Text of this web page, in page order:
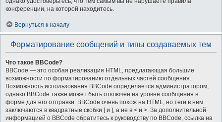
конференции, на которой находитесь.
Вернуться к началу
Форматирование сообщений и типы создаваемых тем
Что такое BBCode?
BBCode — это особая реализация HTML, предлагающая большие
возможности по форматированию отдельных частей сообщения.
Возможность использования BBCode определяется администратором,
однако BBCode также может быть отключён на уровне сообщения в
форме для его отправки. BBCode очень похож на HTML, но теги в нём
заключаются в квадратные скобки [ и ], а не в < и >. За дополнительной
информацией о BBCode обратитесь к руководству по BBCode, ссылка на